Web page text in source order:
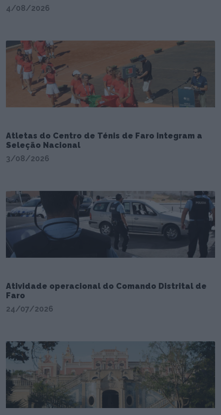
4/08/2026
Atletas do Centro de Ténis de Faro integram a
Seleção Nacional
3/08/2026
Atividade operacional do Comando Distrital de
Faro
24/07/2026